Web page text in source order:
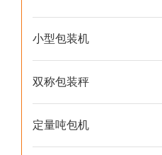
小型包装机
双称包装秤
定量吨包机